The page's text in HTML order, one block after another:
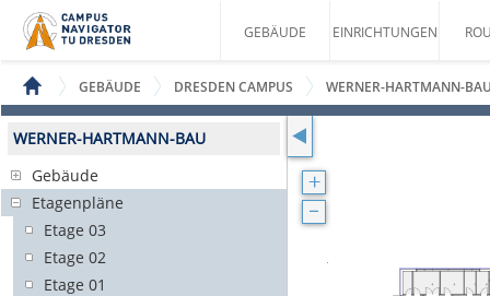
GEBÄUDE EINRICHTUNGEN
GEBÄUDE DRESDEN CAMPUS WERNER-HARTMANN-
WERNER-HARTMANN-BAU
Gebäude
Etagenpläne
Etage 03
Etage 02
Etage 01